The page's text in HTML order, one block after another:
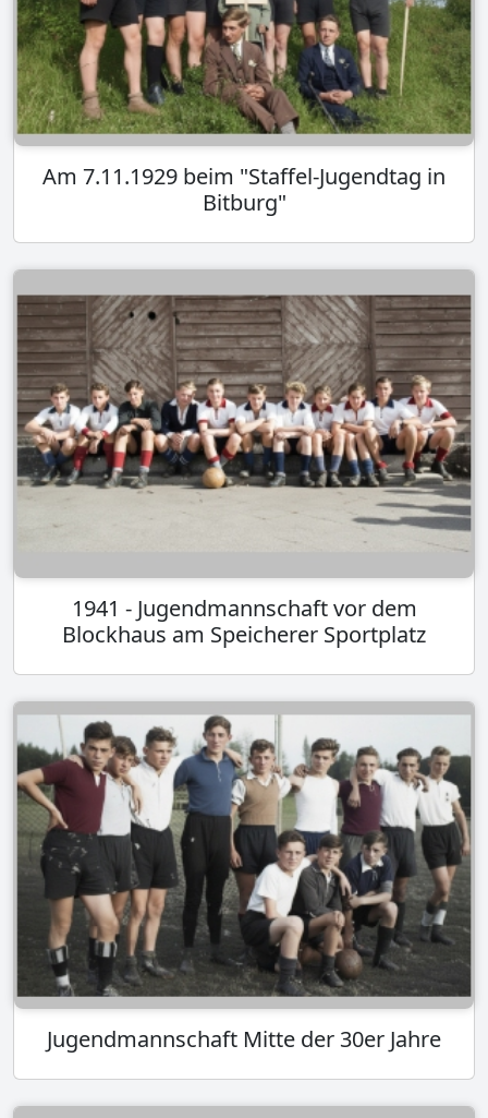
Am 7.11.1929 beim "Staffel-Jugendtag in
Bitburg"
1941 - Jugendmannschaft vor dem
Blockhaus am Speicherer Sportplatz
Jugendmannschaft Mitte der 30er Jahre